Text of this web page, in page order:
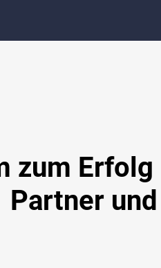
zum
Partner